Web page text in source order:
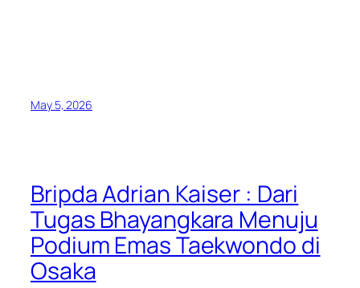
May 5, 2026
Bripda Adrian Kaiser : Dari
Tugas Bhayangkara Menuju
Podium Emas Taekwondo di
Osaka